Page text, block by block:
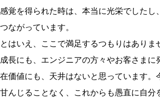
感覚を得られた時は、本当に光栄でしたし
つながっています。
とはいえ、ここで満足するつもりはありま
成長にも、エンジニアの方々やお客さまに
在価値にも、天井はないと思っています。
甘んじることなく、これからも愚直に自分